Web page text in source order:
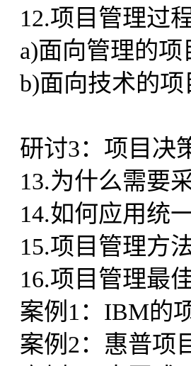
12.项目管理过
a)面向管理的项
b)面向技术的项
研讨3：项目决
13.为什么需要
14.如何应用统
15.项目管理方
16.项目管理最
案例1：IBM的
案例2：惠普项